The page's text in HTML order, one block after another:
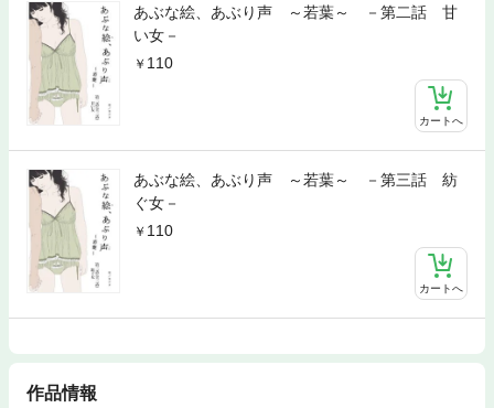
あぶな絵、あぶり声 ～若葉～ －第二話 甘
い女－
110
カートへ
あぶな絵、あぶり声 ～若葉～ －第三話 紡
ぐ女－
110
カートへ
作品情報